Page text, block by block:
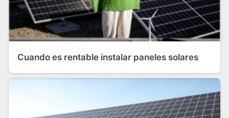
Cuando es rentable instalar paneles solares